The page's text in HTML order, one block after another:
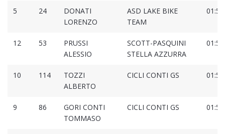
5 24
DONATI
LORENZO
ASD LAKE BIKE
TEAM
12 53
PRUSSI
ALESSIO
SCOTT-PASQUINI
STELLA AZZURRA
10 114
TOZZI
ALBERTO
CICLI CONTI GS
9 86
GORI CONTI
TOMMASO
CICLI CONTI GS